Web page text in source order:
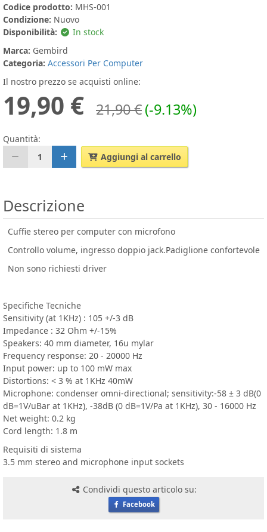
Codice prodotto: MHS-001
Condizione: Nuovo
Disponibilità:
In stock
Marca: Gembird
Categoria: Accessori Per Computer
Il nostro prezzo se acquisti online:
19,90 € 21,90 €(-9.13%)
Quantità:
1
Aggiungi al carrello
Descrizione
Cuffie stereo per computer con microfono
Controllo volume, ingresso doppio jack.Padiglione confortevole
Non sono richiesti driver
Specifiche Tecniche
Sensitivity (at 1KHz) : 105 +/-3 dB
Impedance : 32 Ohm +/-15%
Speakers: 40 mm diameter, 16u mylar
Frequency response: 20 - 20000 Hz
Input power: up to 100 mW max
Distortions: < 3 % at 1KHz 40mW
Microphone: condenser omni-directional; sensitivity:-58 ± 3 dB(0
dB=1V/uBar at 1KHz), -38dB (0 dB=1V/Pa at 1KHz), 30 - 16000 Hz
Net weight: 0.2 kg
Cord length: 1.8 m
Requisiti di sistema
3.5 mm stereo and microphone input sockets
Condividi questo articolo su:
Facebook